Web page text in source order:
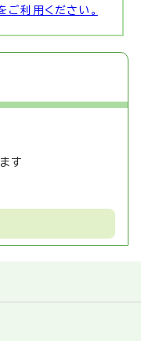
ご利用ください。
す